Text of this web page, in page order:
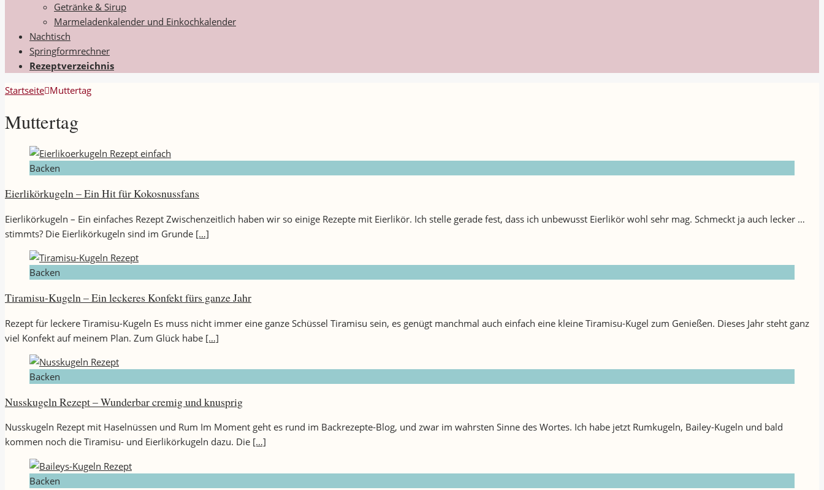
Getränke & Sirup
Marmeladenkalender und Einkochkalender
Nachtisch
Springformrechner
Rezeptverzeichnis
Startseite Muttertag
Muttertag
Backen
Eierlikörkugeln – Ein Hit für Kokosnussfans
Eierlikörkugeln – Ein einfaches Rezept Zwischenzeitlich haben wir so einige Rezepte mit Eierlikör. Ich stelle gerade fest, dass ich unbewusst Eierlikör wohl sehr mag. Schmeckt ja auch lecker …
stimmts? Die Eierlikörkugeln sind im Grunde […]
Backen
Tiramisu-Kugeln – Ein leckeres Konfekt fürs ganze Jahr
Rezept für leckere Tiramisu-Kugeln Es muss nicht immer eine ganze Schüssel Tiramisu sein, es genügt manchmal auch einfach eine kleine Tiramisu-Kugel zum Genießen. Dieses Jahr steht ganz
viel Konfekt auf meinem Plan. Zum Glück habe […]
Backen
Nusskugeln Rezept – Wunderbar cremig und knusprig
Nusskugeln Rezept mit Haselnüssen und Rum Im Moment geht es rund im Backrezepte-Blog, und zwar im wahrsten Sinne des Wortes. Ich habe jetzt Rumkugeln, Bailey-Kugeln und bald
kommen noch die Tiramisu- und Eierlikörkugeln dazu. Die […]
Backen